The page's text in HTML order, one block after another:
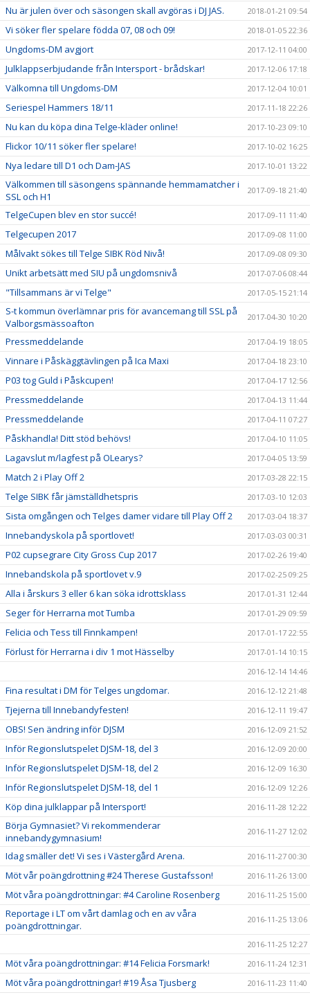
Nu är julen över och säsongen skall avgöras i DJ JAS. 2018-01-21 09:54
Vi söker fler spelare födda 07, 08 och 09! 2018-01-05 22:36
Ungdoms-DM avgjort 2017-12-11 04:00
Julklappserbjudande från Intersport - brådskar! 2017-12-06 17:18
Välkomna till Ungdoms-DM 2017-12-04 10:01
Seriespel Hammers 18/11 2017-11-18 22:26
Nu kan du köpa dina Telge-kläder online! 2017-10-23 09:10
Flickor 10/11 söker fler spelare! 2017-10-02 16:25
Nya ledare till D1 och Dam-JAS 2017-10-01 13:22
Välkommen till säsongens spännande hemmamatcher i
SSL och H1
2017-09-18 21:40
TelgeCupen blev en stor succé! 2017-09-11 11:40
Telgecupen 2017 2017-09-08 11:00
Målvakt sökes till Telge SIBK Röd Nivå! 2017-09-08 09:30
Unikt arbetsätt med SIU på ungdomsnivå 2017-07-06 08:44
"Tillsammans är vi Telge" 2017-05-15 21:14
S-t kommun överlämnar pris för avancemang till SSL på
Valborgsmässoafton
2017-04-30 10:20
Pressmeddelande 2017-04-19 18:05
Vinnare i Påskäggtävlingen på Ica Maxi 2017-04-18 23:10
P03 tog Guld i Påskcupen! 2017-04-17 12:56
Pressmeddelande 2017-04-13 11:44
Pressmeddelande 2017-04-11 07:27
Påskhandla! Ditt stöd behövs! 2017-04-10 11:05
Lagavslut m/lagfest på OLearys? 2017-04-05 13:59
Match 2 i Play Off 2 2017-03-28 22:15
Telge SIBK får jämställdhetspris 2017-03-10 12:03
Sista omgången och Telges damer vidare till Play Off 2 2017-03-04 18:37
Innebandyskola på sportlovet! 2017-03-03 00:31
P02 cupsegrare City Gross Cup 2017 2017-02-26 19:40
Innebandskola på sportlovet v.9 2017-02-25 09:25
Alla i årskurs 3 eller 6 kan söka idrottsklass 2017-01-31 12:44
Seger för Herrarna mot Tumba 2017-01-29 09:59
Felicia och Tess till Finnkampen! 2017-01-17 22:55
Förlust för Herrarna i div 1 mot Hässelby
2017-01-14 10:15
2016-12-14 14:46
Fina resultat i DM för Telges ungdomar. 2016-12-12 21:48
Tjejerna till Innebandyfesten! 2016-12-11 19:47
OBS! Sen ändring inför DJSM 2016-12-09 21:52
Inför Regionslutspelet DJSM-18, del 3 2016-12-09 20:00
Inför Regionslutspelet DJSM-18, del 2 2016-12-09 16:30
Inför Regionslutspelet DJSM-18, del 1 2016-12-09 12:26
Köp dina julklappar på Intersport! 2016-11-28 12:22
Börja Gymnasiet? Vi rekommenderar
innebandygymnasium!
2016-11-27 12:02
Idag smäller det! Vi ses i Västergård Arena. 2016-11-27 00:30
Möt vår poängdrottning #24 Therese Gustafsson! 2016-11-26 13:00
Möt våra poängdrottningar: #4 Caroline Rosenberg 2016-11-25 15:00
Reportage i LT om vårt damlag och en av våra
poängdrottningar.
2016-11-25 13:06
2016-11-25 12:27
Möt våra poängdrottningar: #14 Felicia Forsmark! 2016-11-24 12:31
Möt våra poängdrottningar! #19 Åsa Tjusberg 2016-11-23 11:40